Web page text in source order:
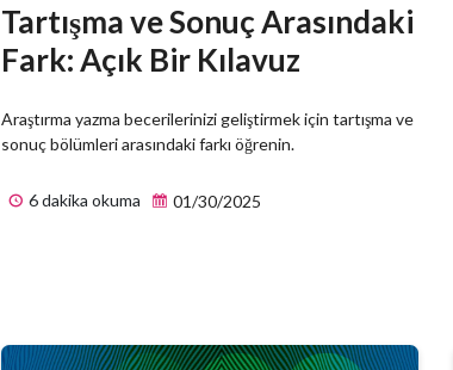
Tartışma ve Sonuç Arasındaki
Fark: Açık Bir Kılavuz
Araştırma yazma becerilerinizi geliştirmek için tartışma ve
sonuç bölümleri arasındaki farkı öğrenin.
6 dakika okuma 01/30/2025